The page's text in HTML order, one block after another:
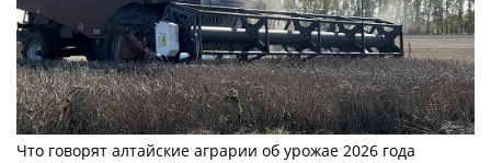
Что говорят алтайские аграрии об урожае 2026 года